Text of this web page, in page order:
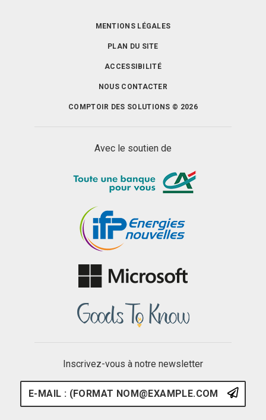
MENTIONS LÉGALES
PLAN DU SITE
ACCESSIBILITÉ
NOUS CONTACTER
COMPTOIR DES SOLUTIONS © 2026
Avec le soutien de
Inscrivez-vous à notre newsletter
E-mail : (format